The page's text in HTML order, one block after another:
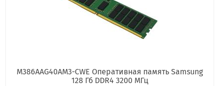
M386AAG40AM3-CWE Оперативная память Samsung
128 Гб DDR4 3200 МГц